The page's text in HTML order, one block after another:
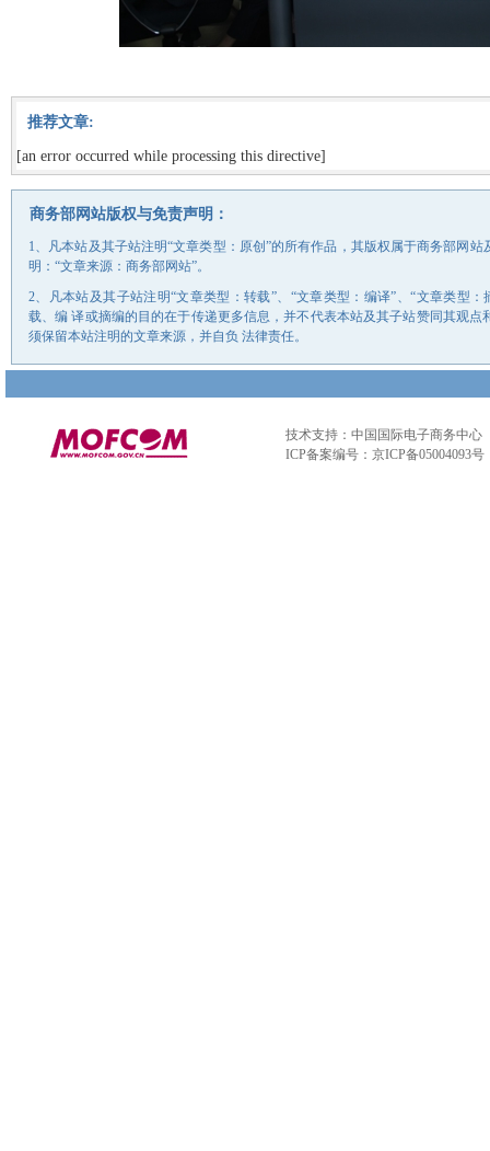
推荐文章:
[an error occurred while processing this directive]
商务部网站版权与免责声明：
1、凡本站及其子站注明“文章类型：原创”的所有作品，其版权属于商务部网
明：“文章来源：商务部网站”。
2、凡本站及其子站注明“文章类型：转载”、“文章类型：编译”、“文章类型
载、编 译或摘编的目的在于传递更多信息，并不代表本站及其子站赞同其观
须保留本站注明的文章来源，并自负 法律责任。
技术支持：中国国际电子商务中心
ICP备案编号：京ICP备05004093号